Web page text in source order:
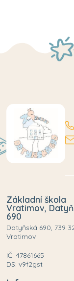
Základní škola
Vratimov,
690
Datyňská 690, 739
Vratimov
IČ: 47861665
DS: v9f2gst